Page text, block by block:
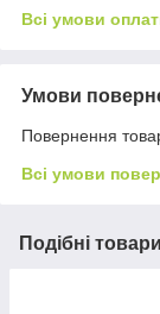
Всі умови
Умови
Повернення
Всі умови
Подібні